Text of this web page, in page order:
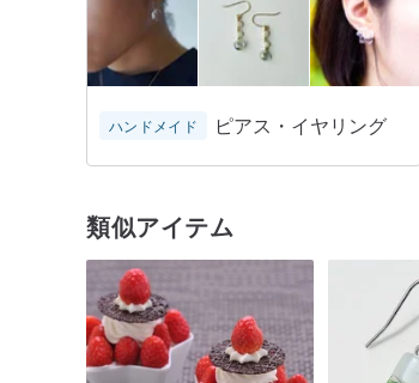
ハンドメイド ピアス・イヤリング
類似アイテム